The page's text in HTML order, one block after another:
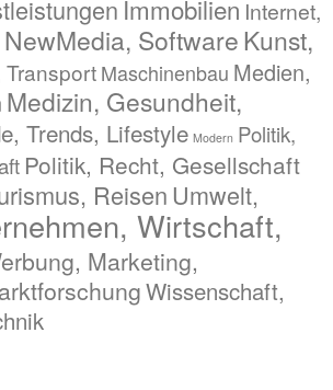
Immobilien Internet,
NewMedia, SoftwareKunst,
TransportMaschinenbau Medien,
Medizin, Gesundheit,
Trends, Lifestyle Modern Politik,
Politik, Recht, Gesellschaft
Reisen Umwelt,
Wirtschaft,
Marketing,
Wissenschaft,